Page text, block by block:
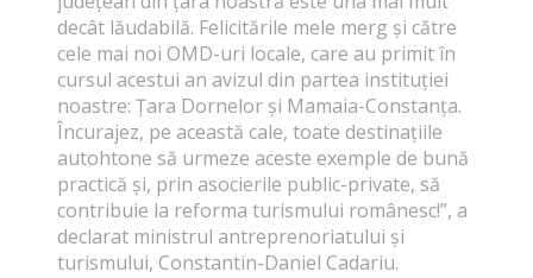
decât lăudabilă. Felicitările mele merg și către
cele mai noi OMD-uri locale, care au primit în
cursul acestui an avizul din partea instituției
noastre: Țara Dornelor și Mamaia-Constanța.
Încurajez, pe această cale, toate destinațiile
autohtone să urmeze aceste exemple de bună
practică și, prin asocierile public-private, să
contribuie la reforma turismului românesc!”, a
declarat ministrul antreprenoriatului și
turismului, Constantin-Daniel Cadariu.